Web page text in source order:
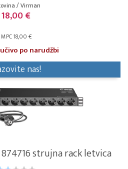
/ Virman
18,00 €
MPC 18,00 €
po narudžbi
nas!
strujna rack letvica